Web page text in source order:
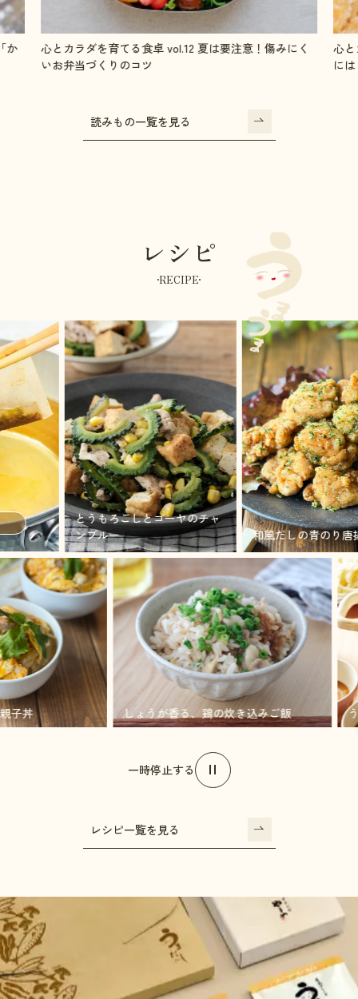
か
心とカラダを育てる食卓 vol.12 夏は要注意！傷みにく
いお弁当づくりのコツ
心
に
読みもの一覧を見る
レシピ
RECIPE
とうもろこしとゴーヤのチャ
ンプルー
和風だしの青のり唐揚げ
ろ親子丼 しょうが香る、鶏の炊き込みご飯
一時停止する
レシピ一覧を見る